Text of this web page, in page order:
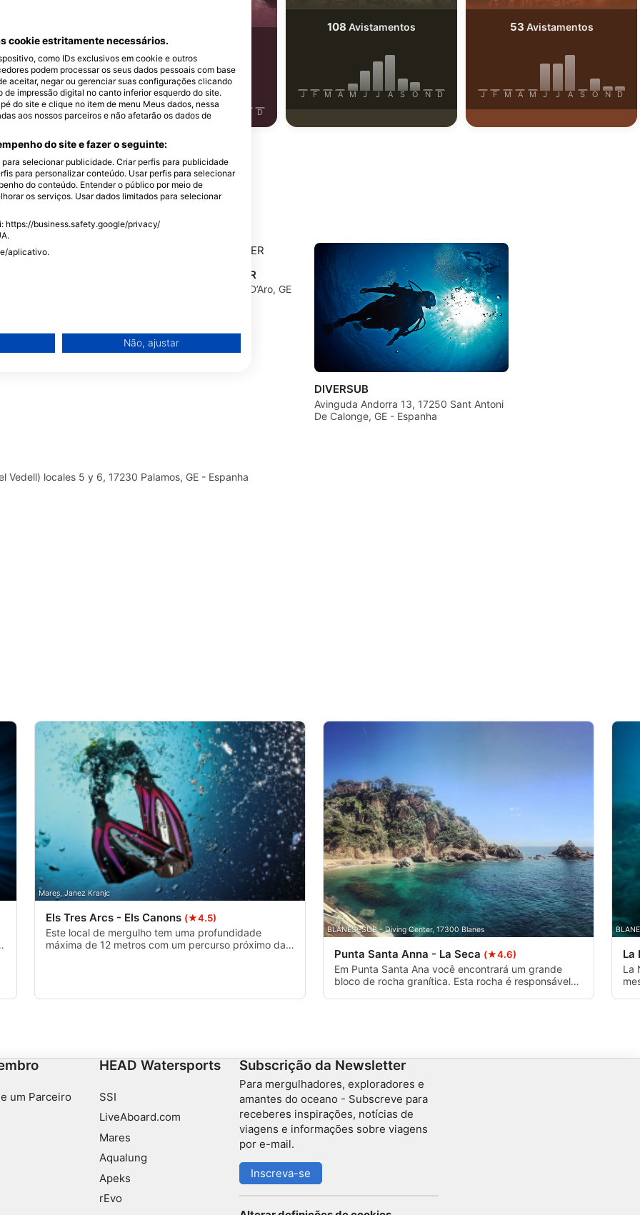
J J A S O N D
111Avistamentos
J F M A M J J A D
108 Avistamentos
J F M A M J J A S O N D
53 Avistamentos
J F M A M J J A S O N D
de mergulho
GE -
DOSSOTAIGUA DIVE CENTER
Paseo ridaura 35, 17250 Platja D’Aro, GE
DIVERSUB
Avinguda Andorra 13, 17250 Sant Antoni
De Calonge, GE - Espanha
Vedell) locales 5 y 6, 17230 Palamos, GE - Espanha
Mares, Janez Kranjc
Els Tres Arcs - Els Canons (★4.5)
Este local de mergulho tem uma profundidade
máxima de 12 metros com um percurso próximo da
BLANES~SUB - Diving Center, 17300 Blanes
Punta Santa Anna - La Seca (★4.6)
Em Punta Santa Ana você encontrará um grande
bloco de rocha granítica. Esta rocha é responsável
La
La
um Parceiro
HEAD Watersports
SSI
LiveAboard.com
Mares
Aqualung
Apeks
rEvo
Subscrição da Newsletter
Para mergulhadores, exploradores e
amantes do oceano - Subscreve para
receberes inspirações, notícias de
viagens e informações sobre viagens
por e-mail.
Inscreva-se
cookie estritamente necessários.
como IDs exclusivos em cookie e outros
podem processar os seus dados pessoais com base
aceitar, negar ou gerenciar suas configurações clicando
impressão digital no canto inferior esquerdo do site.
do site e clique no item de menu Meus dados, nessa
aos nossos parceiros e não afetarão os dados de
do site e fazer o seguinte:
selecionar publicidade. Criar perfis para publicidade
para personalizar conteúdo. Usar perfis para selecionar
do conteúdo. Entender o público por meio de
os serviços. Usar dados limitados para selecionar
https://business.safety.google/privacy/
aplicativo.
Não, ajustar